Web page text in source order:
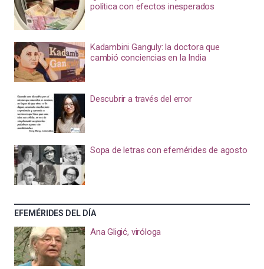
política con efectos inesperados
Kadambini Ganguly: la doctora que
cambió conciencias en la India
Descubrir a través del error
Sopa de letras con efemérides de agosto
EFEMÉRIDES DEL DÍA
Ana Gligić, viróloga